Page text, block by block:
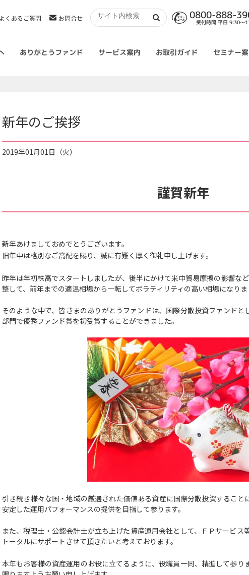
くあるご質問 お問合せ 0800-888-
受付時間 平日 9:30～
ありがとうファンド サービス案内 お取引ガイド セミナー
新年のご挨拶
2019年01月01日（火）
謹賀新年
新年あけましておめでとうございます。
旧年中は格別なご高配を賜り、誠に有難く厚く御礼申し上げます。
昨年は年初株高でスタートしましたが、後半にかけて米中貿易摩擦の影響な
整して、前年までの適温相場から一転してボラティリティの高い相場になりま
そのような中で、皆さまのありがとうファンドは、国際分散投資ファンド
部門で優秀ファンド賞を初受賞することができました。
引き続き様々な国・地域の厳選された価値ある資産に国際分散投資すること
安定した運用パフォーマンスの提供を目指して参ります。
また、税理士・公認会計士が立ち上げた資産運用会社として、ＦＰサービス
トータルにサポートさせて頂きたいと考えております。
本年もお客様の資産運用のお役に立てるように、役職員一同、精進して参り